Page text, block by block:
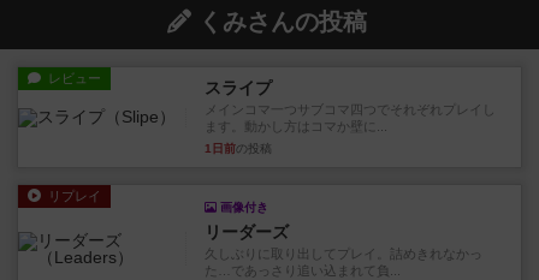
くみさんの投稿
レビュー スライプ
メインコマ一つサブコマ四つでそれぞれプレイし
ます。動かし方はコマか壁に...
1日前の投稿
リプレイ
画像付き
リーダーズ
久しぶりに取り出してプレイ。詰めきれなかっ
た…であっさり追い込まれて負...